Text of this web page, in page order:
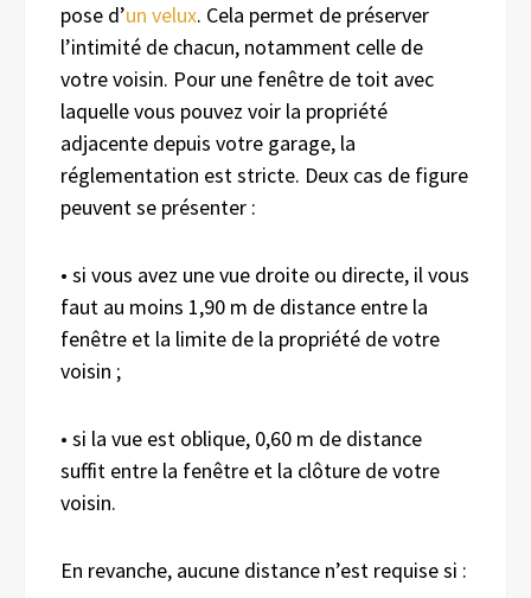
pose d’un velux. Cela permet de préserver
l’intimité de chacun, notamment celle de
votre voisin. Pour une fenêtre de toit avec
laquelle vous pouvez voir la propriété
adjacente depuis votre garage, la
réglementation est stricte. Deux cas de figure
peuvent se présenter :
• si vous avez une vue droite ou directe, il vous
faut au moins 1,90 m de distance entre la
fenêtre et la limite de la propriété de votre
voisin ;
• si la vue est oblique, 0,60 m de distance
suffit entre la fenêtre et la clôture de votre
voisin.
En revanche, aucune distance n’est requise si :